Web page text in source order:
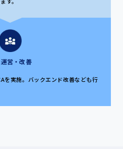
営・改善
を実施。バックエンド改善なども行